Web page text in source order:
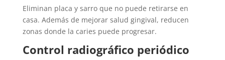
Eliminan placa y sarro que no puede retirarse en
casa. Además de mejorar salud gingival, reducen
zonas donde la caries puede progresar.
Control radiográfico periódico